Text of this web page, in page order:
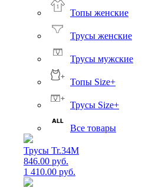
Топы женские
Трусы женские
Трусы мужские
Топы Size+
Трусы Size+
Все товары
Трусы Tr.34M
846.00 руб.
1 410.00 руб.